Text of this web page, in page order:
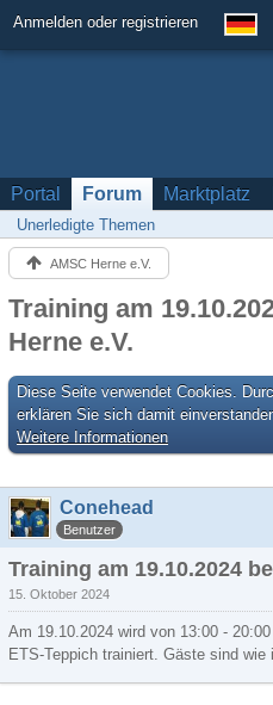
Anmelden oder registrieren
Portal Forum Marktplatz
Unerledigte Themen
AMSC Herne e.V.
Training am
Herne e.V.
Diese Seite verwendet Cookies.
erklären Sie sich damit
Weitere Informationen
Conehead
Benutzer
Training am 19.10.2024
15. Oktober 2024
Am 19.10.2024 wird von 13:00 -
ETS-Teppich trainiert. Gäste sind